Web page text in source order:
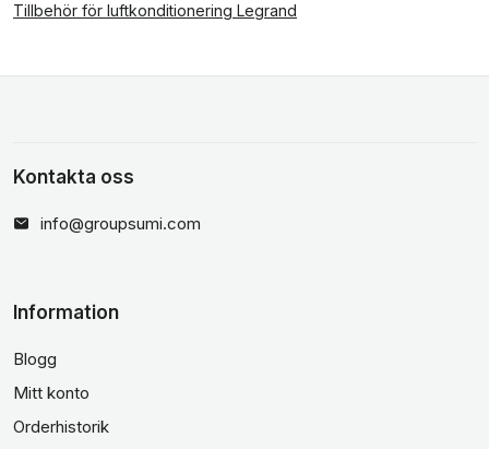
Tillbehör för luftkonditionering Legrand
Kontakta oss
info@groupsumi.com
Information
Blogg
Mitt konto
Orderhistorik